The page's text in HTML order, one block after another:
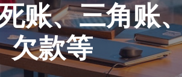
账、三角账
欠款等